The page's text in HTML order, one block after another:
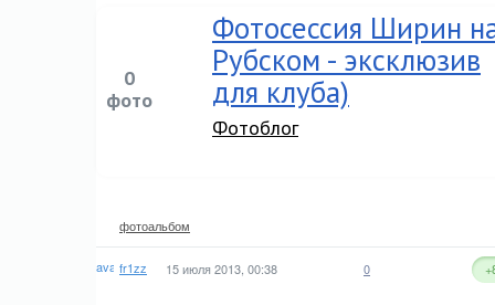
0
фото
Фотосессия Ширин
Рубском - эксклюзив
для клуба)
Фотоблог
фотоальбом
fr1zz 15 июля 2013, 00:38 0